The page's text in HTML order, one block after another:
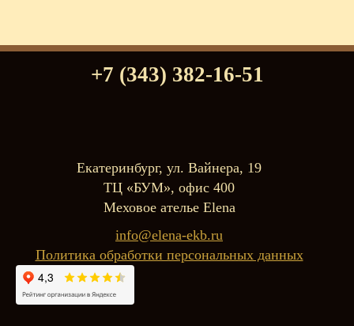
+7 (343) 382-16-51
Екатеринбург, ул. Вайнера, 19
ТЦ «БУМ», офис 400
Меховое ателье Elena
info@elena-ekb.ru
Политика обработки персональных данных